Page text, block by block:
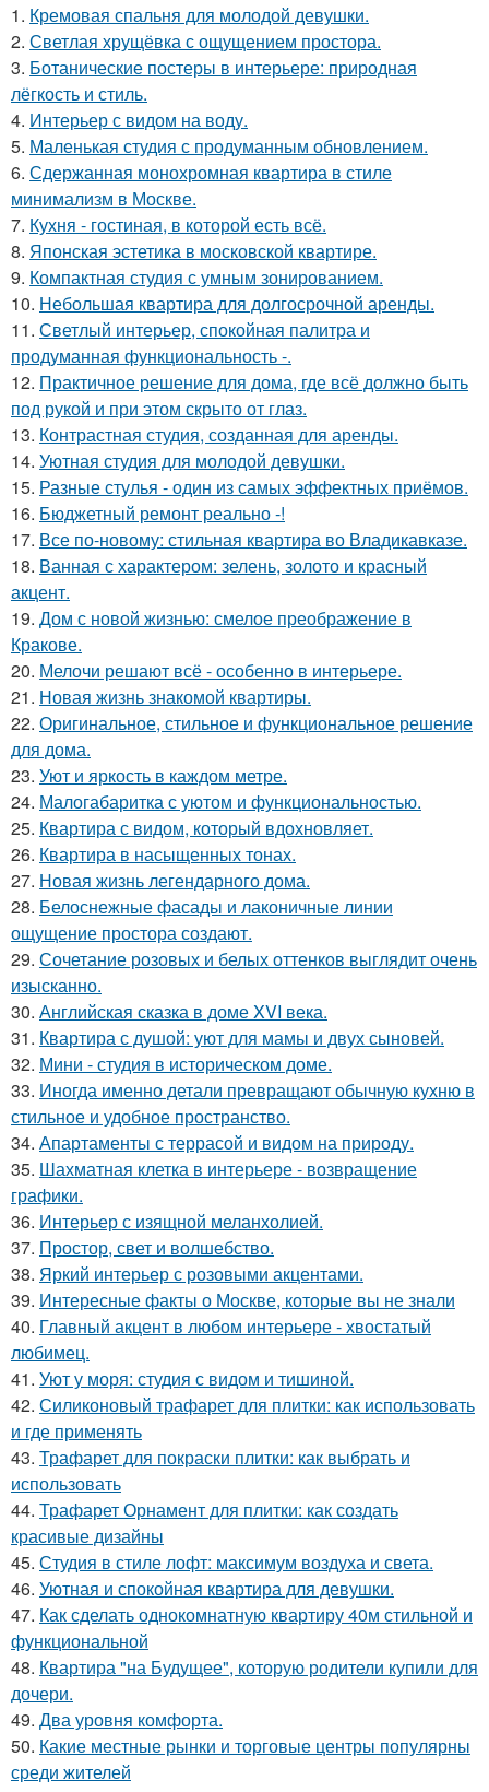
1. Кремовая спальня для молодой девушки.
2. Светлая хрущёвка с ощущением простора.
3. Ботанические постеры в интерьере: природная
лёгкость и стиль.
4. Интерьер с видом на воду.
5. Маленькая студия с продуманным обновлением.
6. Сдержанная монохромная квартира в стиле
минимализм в Москве.
7. Кухня - гостиная, в которой есть всё.
8. Японская эстетика в московской квартире.
9. Компактная студия с умным зонированием.
10. Небольшая квартира для долгосрочной аренды.
11. Светлый интерьер, спокойная палитра и
продуманная функциональность -.
12. Практичное решение для дома, где всё должно быть
под рукой и при этом скрыто от глаз.
13. Контрастная студия, созданная для аренды.
14. Уютная студия для молодой девушки.
15. Разные стулья - один из самых эффектных приёмов.
16. Бюджетный ремонт реально -!
17. Все по-новому: стильная квартира во Владикавказе.
18. Ванная с характером: зелень, золото и красный
акцент.
19. Дом с новой жизнью: смелое преображение в
Кракове.
20. Мелочи решают всё - особенно в интерьере.
21. Новая жизнь знакомой квартиры.
22. Оригинальное, стильное и функциональное решение
для дома.
23. Уют и яркость в каждом метре.
24. Малогабаритка с уютом и функциональностью.
25. Квартира с видом, который вдохновляет.
26. Квартира в насыщенных тонах.
27. Новая жизнь легендарного дома.
28. Белоснежные фасады и лаконичные линии
ощущение простора создают.
29. Сочетание розовых и белых оттенков выглядит очень
изысканно.
30. Английская сказка в доме XVI века.
31. Квартира с душой: уют для мамы и двух сыновей.
32. Мини - студия в историческом доме.
33. Иногда именно детали превращают обычную кухню в
стильное и удобное пространство.
34. Апартаменты с террасой и видом на природу.
35. Шахматная клетка в интерьере - возвращение
графики.
36. Интерьер с изящной меланхолией.
37. Простор, свет и волшебство.
38. Яркий интерьер с розовыми акцентами.
39. Интересные факты о Москве, которые вы не знали
40. Главный акцент в любом интерьере - хвостатый
любимец.
41. Уют у моря: студия с видом и тишиной.
42. Силиконовый трафарет для плитки: как использовать
и где применять
43. Трафарет для покраски плитки: как выбрать и
использовать
44. Трафарет Орнамент для плитки: как создать
красивые дизайны
45. Студия в стиле лофт: максимум воздуха и света.
46. Уютная и спокойная квартира для девушки.
47. Как сделать однокомнатную квартиру 40м стильной и
функциональной
48. Квартира "на Будущее", которую родители купили для
дочери.
49. Два уровня комфорта.
50. Какие местные рынки и торговые центры популярны
среди жителей